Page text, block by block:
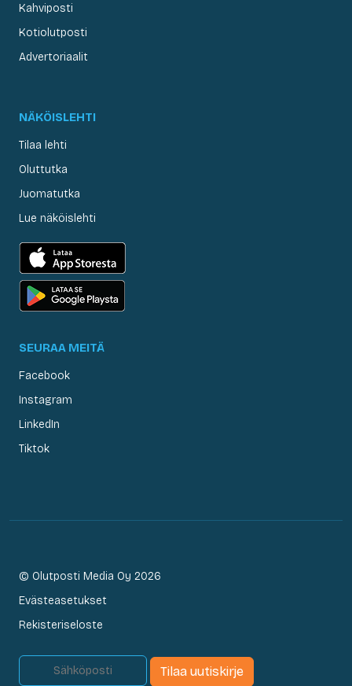
Kahviposti
Kotiolutposti
Advertoriaalit
NÄKÖISLEHTI
Tilaa lehti
Oluttutka
Juomatutka
Lue näköislehti
SEURAA MEITÄ
Facebook
Instagram
LinkedIn
Tiktok
© Olutposti Media Oy 2026
Evästeasetukset
Rekisteriseloste
Tilaa uutiskirje